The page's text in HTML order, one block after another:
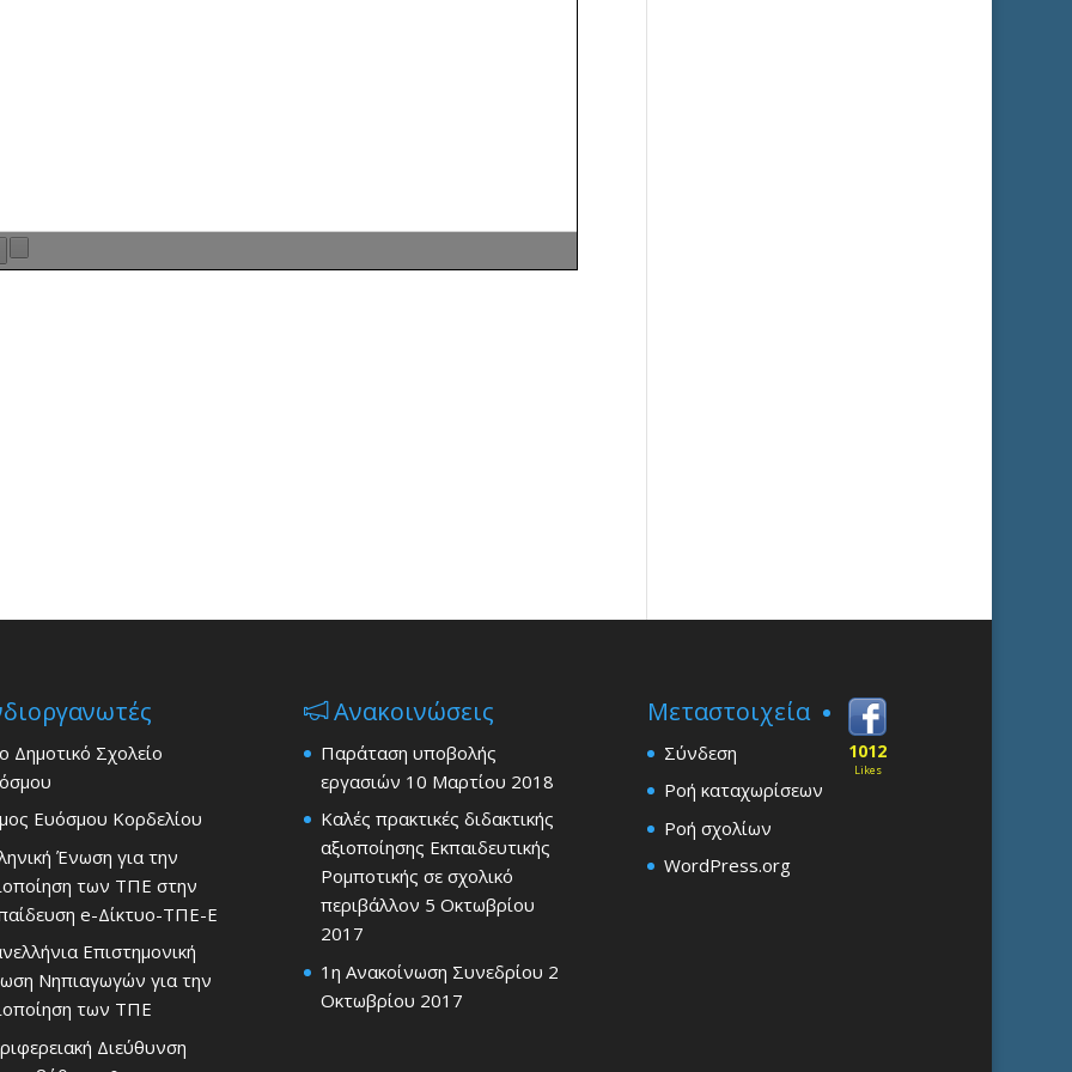
Δημοτικό Σχολείο
Ευόσμου Κορδελίου
Ένωση για την
των ΤΠΕ στην
e-Δίκτυο-ΤΠΕ-Ε
Επιστημονική
Νηπιαγωγών για την
των ΤΠΕ
Διεύθυνση
Ανακοινώσεις
Παράταση υποβολής
εργασιών 10 Μαρτίου 2018
Καλές πρακτικές διδακτικής
αξιοποίησης Εκπαιδευτικής
Ρομποτικής σε σχολικό
περιβάλλον 5 Οκτωβρίου
2017
1η Ανακοίνωση Συνεδρίου 2
Οκτωβρίου 2017
Μεταστοιχεία
Σύνδεση
Ροή καταχωρίσεων
Ροή σχολίων
WordPress.org
1012
Likes